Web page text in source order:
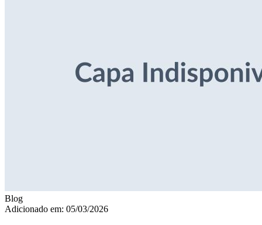
Blog
Adicionado em: 05/03/2026